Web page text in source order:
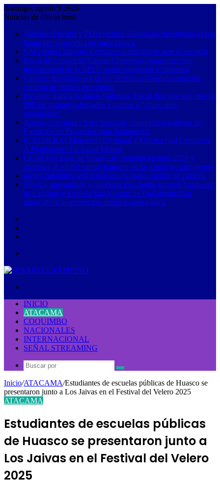
domingo, agosto 9 2026
Noticias de última hora
Vallenar: Fiscalía y PDI ejecutan diligencias investigativas por
homicidio ocurrido con arma blanca
SAG reitera llamado a feriantes a inscribirse ante el servicio
Fiscal de Unidad de Causas Complejas expuso en foro
internacional de la APEC sobre integridad económica
Caldera: Imputado por delito de robo a vivienda cumplirá
cautelar de prisión preventiva
Presunto tráfico de niños haitianos: Fiscal dice que son más de
200 los menores afectados y apunta a “grupo muy
organizado”
Ausenco designa a Sam Izaguirre como vicepresidente de
Ejecución de Proyectos para Sudamérica
(CALDERA) Ministerio De Salud Y Oficina Grd Certifican
A Formadores En Salud Mental
CEIM será parte de Smart City Summit Iquique 2026 y
abordará el rol del capital humano en las ciudades inteligentes
juegos infantiles será renovado en plaza condell de caldera.
Música, aprendizaje y colaboración: Jardín Infantil Amanecer
de Copiapó y Escuela San Vicente de Paul desarrollan
innovadora in-tervención artístico-pedagógica
INICIO
ATACAMA
COQUIMBO
NACIONALES
INTERNACIONAL
SEÑAL STREAMING
Buscar
Inicio/ATACAMA/Estudiantes de escuelas públicas de Huasco se
presentaron junto a Los Jaivas en el Festival del Velero 2025
ATACAMA
Estudiantes de escuelas públicas
de Huasco se presentaron junto a
Los Jaivas en el Festival del Velero
2025